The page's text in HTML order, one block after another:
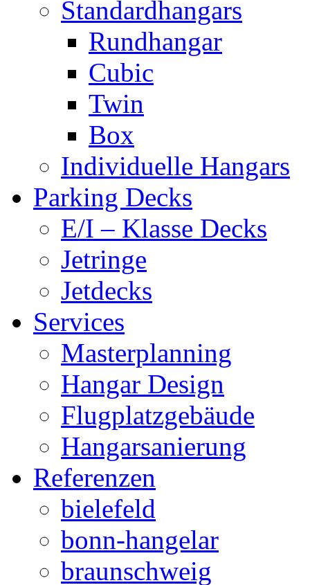
Standardhangars
Rundhangar
Cubic
Twin
Box
Individuelle Hangars
Parking Decks
E/I – Klasse Decks
Jetringe
Jetdecks
Services
Masterplanning
Hangar Design
Flugplatzgebäude
Hangarsanierung
Referenzen
bielefeld
bonn-hangelar
braunschweig